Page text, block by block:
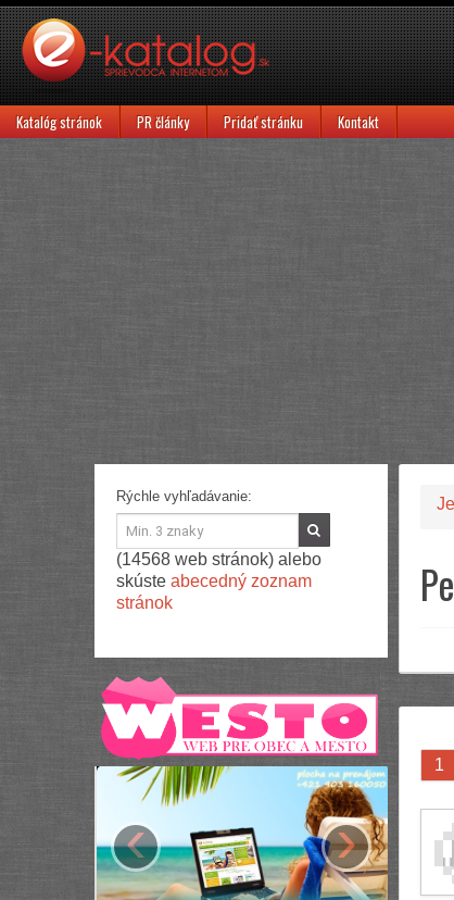
Katalóg stránok PR články Pridať stránku Kontakt
Rýchle vyhľadávanie:
(14568 web stránok) alebo
skúste abecedný zoznam
stránok
‹ ›
1